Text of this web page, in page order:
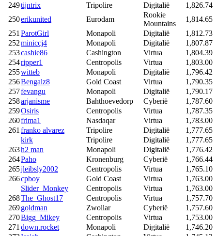
249tijntrix Tripolire Digitalië
1,826.74
250erikunited Eurodam
Rookie
Mountains
1,814.65
251 ParotGirl Monapoli Digitalië
1,812.73
252miniccj4 Monapoli Digitalië
1,807.87
253cashie86 Cashington Virtua
1,804.39
254ripper1 Centropolis Virtua
1,803.00
255witteb Monapoli Digitalië
1,796.42
256Bengalz8 Gold Coast Virtua
1,790.35
257fevangu Monapoli Digitalië
1,790.17
258arjanisme Bahthoevedorp Cyberië
1,787.60
259Osiris Centropolis Virtua
1,787.35
260frima1 Nasdaqar Virtua
1,783.00
261 franko alvarez Tripolire Digitalië
1,777.65
kirk
Tripolire Digitalië
1,777.65
263h2 man Monapoli Digitalië
1,776.42
264Paho Kronenburg Cyberië
1,766.44
265jleibsly2002 Centropolis Virtua
1,765.10
266cpboy Gold Coast Virtua
1,763.00
Slider_Monkey
Centropolis Virtua
1,763.00
268The_Ghost17 Centropolis Virtua
1,757.70
269goldman Zwollar Cyberië
1,757.60
270Bigg_Mikey Centropolis Virtua
1,753.00
271 down.rocket Monapoli Digitalië
1,746.20